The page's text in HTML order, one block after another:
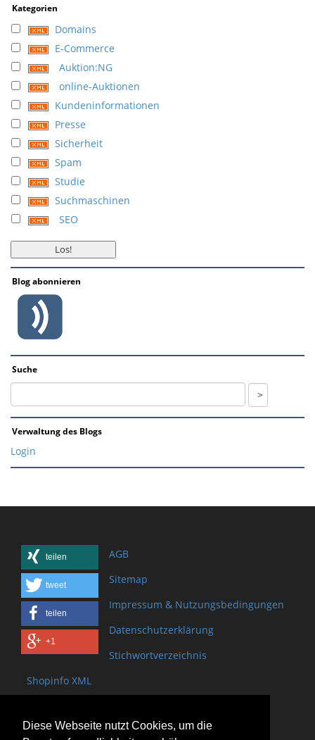
Diese Webseite nutzt Cookies, um die
Kategorien
Domains
E-Commerce
Auktion:NG
online-Auktionen
Kundeninformationen
Presse
Sicherheit
Spam
Studie
Suchmaschinen
SEO
Blog abonnieren
Suche
Verwaltung des Blogs
Login
teilen
tweet
teilen
+1
AGB
Sitemap
Impressum & Nutzungsbedingungen
Datenschutzerklärung
Stichwortverzeichnis
Shopinfo XML
Bischof-Brand Straße 2